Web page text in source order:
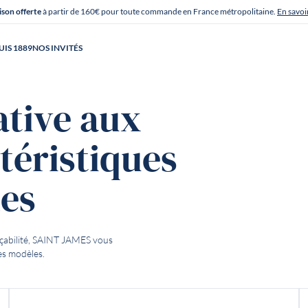
offerteà partir de 160€ pour toute commande en France métropolitaine. En
1889NOS INVITÉS
aux
SAINT JAMES vous
modèles.